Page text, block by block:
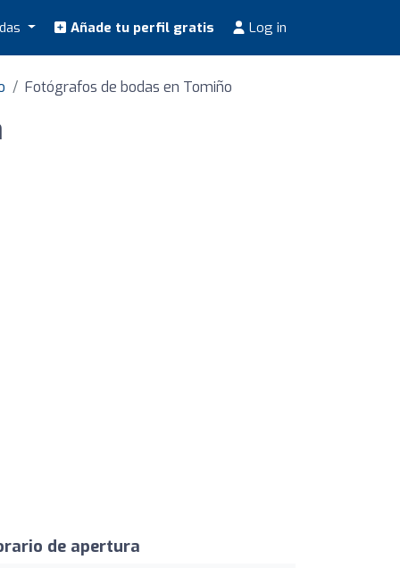
Añade tu perfil gratis Log in
Fotógrafos de bodas en Tomiño
de apertura